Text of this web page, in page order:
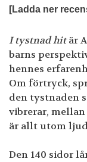
[Ladda ner
I tystnad hitär
barns
hennes
Om förtryck,
den tystnaden
vibrerar, mellan
är allt utom
Den 140 sidor